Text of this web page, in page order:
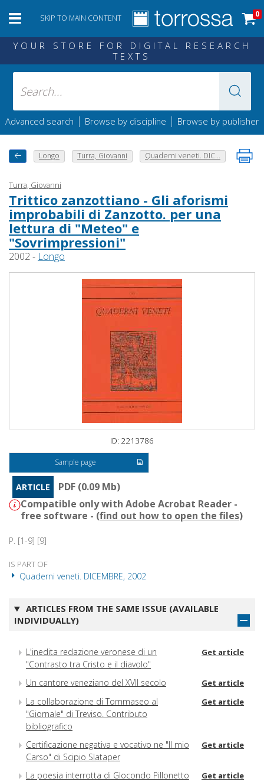
SKIP TO MAIN CONTENT 0
YOUR STORE FOR DIGITAL RESEARCH
TEXTS
Advanced search | Browse by discipline | Browse by publisher
Longo Turra, Giovanni Quaderni veneti. DIC...
Turra, Giovanni
Trittico zanzottiano - Gli aforismi
improbabili di Zanzotto. per una
lettura di "Meteo" e
"Sovrimpressioni"
2002 - Longo
ID: 2213786
Sample page
ARTICLE
PDF (0.09 Mb)
Compatible only with Adobe Acrobat Reader -
free software - (find out how to open the files)
P. [1-9] [9]
IS PART OF
Quaderni veneti. DICEMBRE, 2002
ARTICLES FROM THE SAME ISSUE (AVAILABLE
INDIVIDUALLY)
L'inedita redazione veronese di un
"Contrasto tra Cristo e il diavolo"
Get article
Un cantore veneziano del XVII secolo Get article
La collaborazione di Tommaseo al
"Giornale" di Treviso. Contributo
bibliografico
Get article
Certificazione negativa e vocativo ne "Il mio
Carso" di Scipio Slataper
Get article
La poesia interrotta di GIocondo Pillonetto Get article